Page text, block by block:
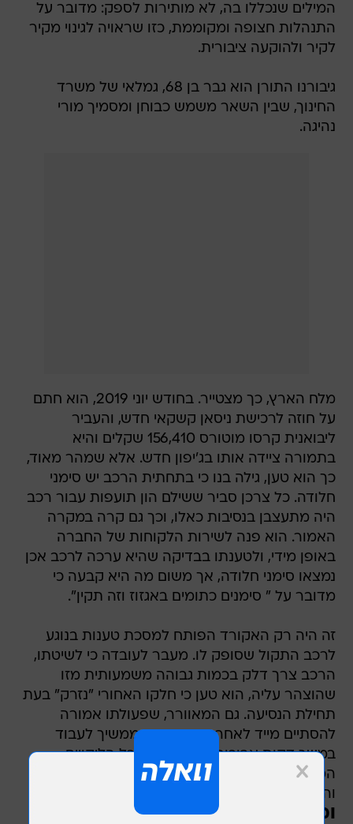
המילים שנכללו בה, לא מותירות לספק: מדובר על
התנהלות חצופה ומקוממת, כזו שראויה לגינוי מקיר
לקיר ולהוקעה ציבורית.
גיבורנו התורן הוא גבר בן 68, גמלאי של משרד
החינוך, שבין השאר משמש כבוחן ומסמיך מורי
נהיגה.
מלח הארץ, כך מצטייר. בחודש יוני 2019, הוא חתם
על חוזה לרכישת ניסאן קשקאי חדש, והעביר
ליבואנית קרסו מוטורס 156,410 שקלים והיא
בתמורה ציידה אותו בג'יפון חדש. אלא שמהר מאוד,
כך הוא טען, גילה בנו כי בתחתית הרכב יש סימני
חלודה. כל צרכן סביר ששילם הון תועפות עבור רכב
היה מתעצבן בנסיבות כאלו, וכך גם קרה במקרה
האמור. הוא פנה לשירות הלקוחות של החברה
באופן מידי, ולטענתו בבדיקה שהיא ערכה לרכב אכן
נמצאו סימני חלודה, אך משום מה היא קבעה כי
מדובר על " סימנים כתומים באגזוז וזה תקין".
זה היה רק האקורד הפותח למסכת טענות בנוגע
לרכב התקול שסופק לו. מעבר לעובדה כי לשיטתו,
הרכב צרך דלק בכמות גבוהה משמעותית מזו
שהוצהר עליה, הוא טען כי חלקו האחורי "נזרק" בעת
תחילת הנסיעה. גם המאוורר, שפעולתו אמורה
להסתיים מייד לאחר כיבוי הרכב, ממשיך לעבוד
במשך דקות ארוכות, ואם לא די בכל הליקויים
המרגיזים הללו, המראה הפנימית התגלתה כלקויה
והחלון האחורי לא משתקף מבעדה.
ומה עם התמונות?